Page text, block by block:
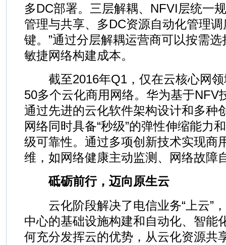
多DC部署。三层解耦、NFVI层统一
管理与共享、多DC资源自动化管理
键。”通过分层解耦运营商可以按需
敏捷网络构建成本。
截至2016年Q1，仅在云核心网领
50多个云化商用网络。华为基于NFV
通过先进的云化软件架构设计和多种
网络同时具备“秒级”的弹性伸缩能力
级可靠性。通过多项创新技术实现商
维，如网络健康主动监测、网络故障
砥砺前行，迈向原生云
云化阶段解决了电信业务“上云”
中心的基础设施构建和自动化、智能
何充分发挥云的优势，从云化资源共